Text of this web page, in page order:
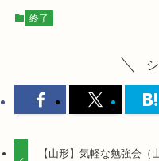
終了
【山形】気軽な勉強会（